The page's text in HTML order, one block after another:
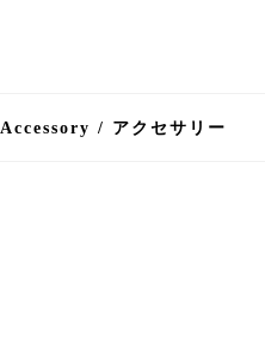
Accessory / アクセサリー